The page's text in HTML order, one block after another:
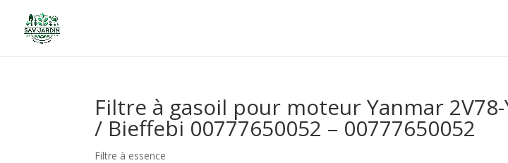
Filtre à gasoil pour moteur Yanmar
/ Bieffebi 00777650052 – 00777650052
Filtre à essence